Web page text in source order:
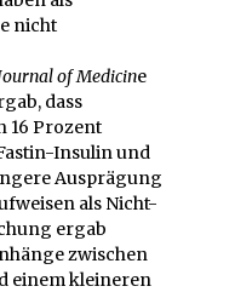
nicht
of Medicine
dass
16 Prozent
Insulin und
Ausprägung
als Nicht-
ergab
zwischen
einem kleineren